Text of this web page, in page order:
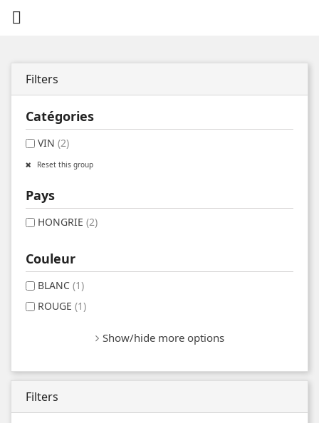

Filters
Catégories
VIN (2)
Reset this group
Pays
HONGRIE (2)
Couleur
BLANC (1)
ROUGE (1)
Show/hide more options
Filters